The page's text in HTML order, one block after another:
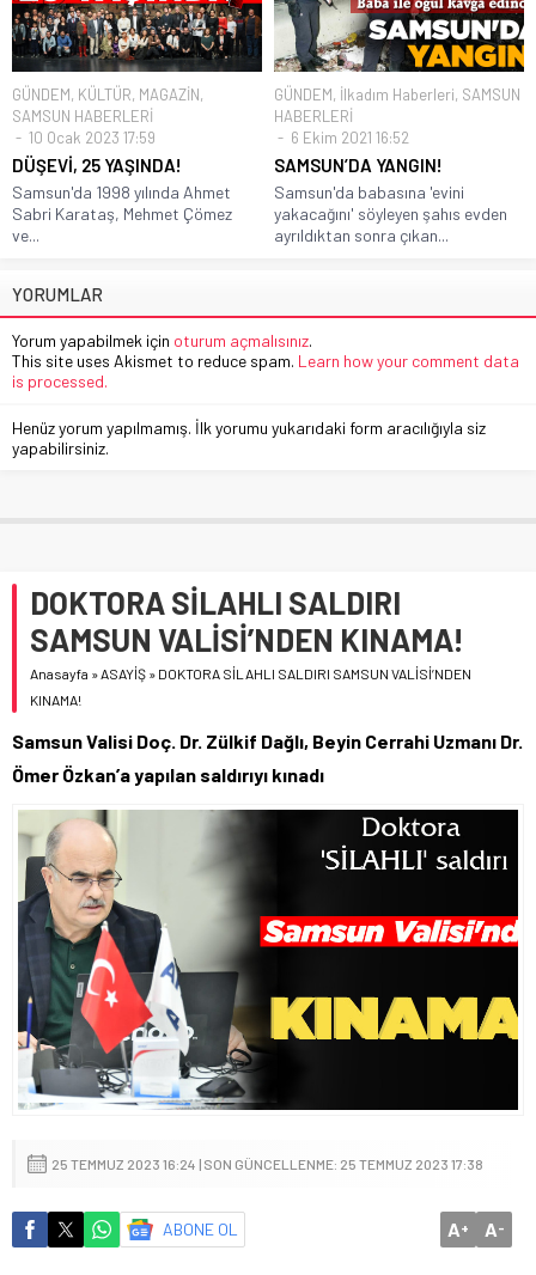
GÜNDEM, KÜLTÜR, MAGAZİN,
SAMSUN HABERLERİ
10 Ocak 2023 17:59
DÜŞEVİ, 25 YAŞINDA!
Samsun'da 1998 yılında Ahmet
Sabri Karataş, Mehmet Çömez
ve...
GÜNDEM, İlkadım Haberleri, SAMSUN
HABERLERİ
6 Ekim 2021 16:52
SAMSUN’DA YANGIN!
Samsun'da babasına 'evini
yakacağını' söyleyen şahıs evden
ayrıldıktan sonra çıkan...
YORUMLAR
Yorum yapabilmek için oturum açmalısınız.
This site uses Akismet to reduce spam. Learn how your comment data
is processed.
Henüz yorum yapılmamış. İlk yorumu yukarıdaki form aracılığıyla siz
yapabilirsiniz.
DOKTORA SİLAHLI SALDIRI
SAMSUN VALİSİ’NDEN KINAMA!
Anasayfa »ASAYİŞ » DOKTORA SİLAHLI SALDIRI SAMSUN VALİSİ’NDEN
KINAMA!
Samsun Valisi Doç. Dr. Zülkif Dağlı, Beyin Cerrahi Uzmanı Dr.
Ömer Özkan’a yapılan saldırıyı kınadı
25 TEMMUZ 2023 16:24 | SON GÜNCELLENME: 25 TEMMUZ 2023 17:38
ABONE OL A+ A-